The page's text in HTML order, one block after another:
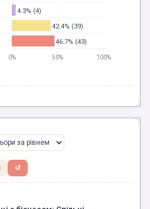
4.3% (4)
42.4% (39)
46.7% (43)
0% 50% 100%
↺